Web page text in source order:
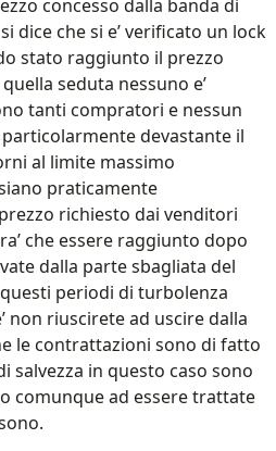
concesso dalla banda di
dice che si e’ verificato un lock
stato raggiunto il prezzo
seduta nessuno e’
tanti compratori e nessun
particolarmente devastante il
al limite massimo
praticamente
richiesto dai venditori
che essere raggiunto dopo
dalla parte sbagliata del
periodi di turbolenza
non riuscirete ad uscire dalla
le contrattazioni sono di fatto
salvezza in questo caso sono
comunque ad essere trattate